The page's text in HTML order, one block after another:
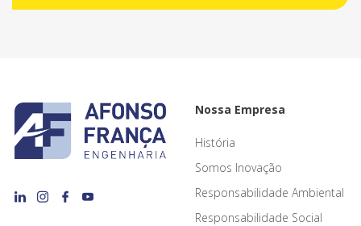
Nossa Empresa
História
Somos Inovação
Responsabilidade Ambiental
Responsabilidade Social